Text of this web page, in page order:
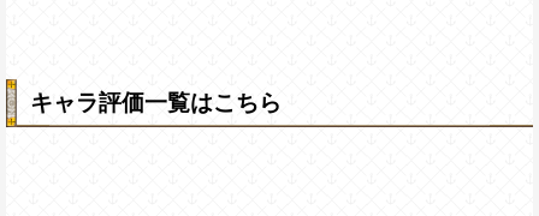
キャラ評価一覧はこちら